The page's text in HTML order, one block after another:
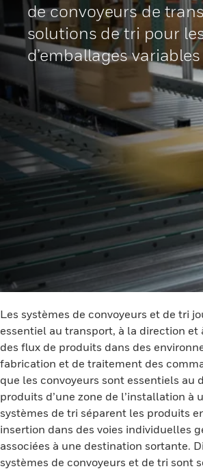
de convoyeurs de
solutions de tri pour
d’emballages variables
Les systèmes de convoyeurs et de tri
essentiel au transport, à la direction et
des flux de produits dans des
fabrication et de traitement des
que les convoyeurs sont essentiels au
produits d’une zone de l’installation à
systèmes de tri séparent les produits
insertion dans des voies individuelles
associées à une destination sortante.
systèmes de convoyeurs et de tri sont